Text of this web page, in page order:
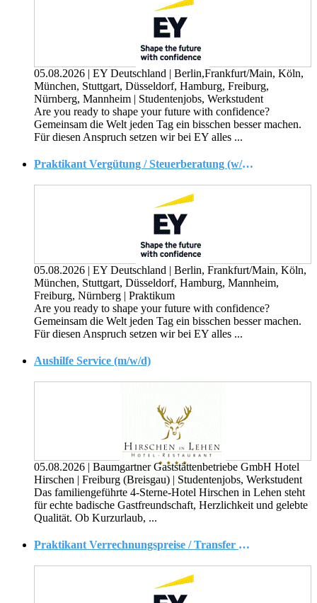
05.08.2026 EY Deutschland
Berlin,Frankfurt/Main, Köln,
München, Stuttgart, Düsseldorf, Hamburg, Freiburg,
Nürnberg, Mannheim
Studentenjobs, Werkstudent
Are you ready to shape your future with confidence?
Gemeinsam die Welt jeden Tag ein bisschen besser machen.
Für diesen Anspruch setzen wir bei EY alles ...
Praktikant Vergütung / Steuerberatung (w/m/d)
05.08.2026 | EY Deutschland | Berlin, Frankfurt/Main, Köln,
München, Stuttgart, Düsseldorf, Hamburg, Mannheim,
Freiburg, Nürnberg | Praktikum
Are you ready to shape your future with confidence?
Gemeinsam die Welt jeden Tag ein bisschen besser machen.
Für diesen Anspruch setzen wir bei EY alles ...
Aushilfe Service (m/w/d)
05.08.2026 | Baumgartner Gaststättenbetriebe GmbH Hotel
Hirschen | Freiburg (Breisgau) | Studentenjobs, Werkstudent
Das familiengeführte 4-Sterne-Hotel Hirschen in Lehen steht
für echte badische Gastfreundschaft, Herzlichkeit und gelebte
Qualität. Ob Kurzurlaub, ...
Praktikant Verrechnungspreise / Transfer Pricing (w/m/d)